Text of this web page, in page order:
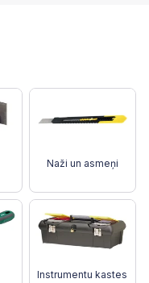
Naži un asmeņi
Instrumentu kastes